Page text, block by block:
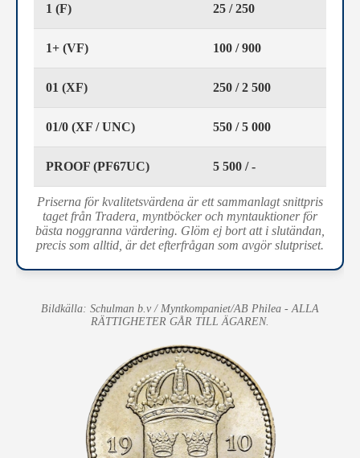
1 (F) 25 / 250
1+ (VF) 100 / 900
01 (XF) 250 / 2 500
01/0 (XF / UNC) 550 / 5 000
PROOF (PF67UC) 5 500 / -
Priserna för kvalitetsvärdena är ett sammanlagt snittpris
taget från Tradera, myntböcker och myntauktioner för
bästa noggranna värdering. Glöm ej bort att i slutändan,
precis som alltid, är det efterfrågan som avgör slutpriset.
Bildkälla: Schulman b.v / Myntkompaniet/AB Philea - ALLA
RÄTTIGHETER GÅR TILL ÄGAREN.